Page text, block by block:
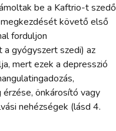
be a Kaftrio-t szedő
követő első
forduljon
a gyógyszert szedi) az
mert ezek a depresszió
önkárosító vagy
nehézségek (lásd 4.